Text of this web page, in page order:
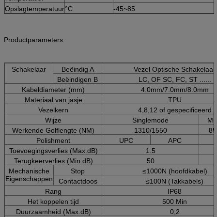
Opslagtemperatuur°C -45~85
Productparameters
Schakelaar Beëindig A
Vezel Optische Schakelaar
Beëindigen B
LC, OF SC, FC, ST ......
Kabeldiameter (mm)
4.0mm/7.0mm/8.0mm
Materiaal van jasje
TPU
Vezelkern
4,8,12 of gespecificeerd
Wijze
Singlemode
Werkende Golflengte (NM)
1310/1550
Polishment
UPC APC
Toevoegingsverlies (Max.dB)
1.5
Terugkeerverlies (Min.dB)
50
Mechanische
Eigenschappen
Stop
≤1000N (hoofdkabel)
Contactdoos
≤100N (Takkabels)
Rang
IP68
Het koppelen tijd
500 Min
Duurzaamheid (Max.dB)
0,2